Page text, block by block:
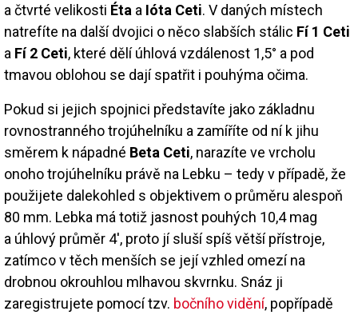
a čtvrté velikosti Éta a Ióta Ceti. V daných místech
natrefíte na další dvojici o něco slabších stálic Fí 1 Ceti
a Fí 2 Ceti, které dělí úhlová vzdálenost 1,5° a pod
tmavou oblohou se dají spatřit i pouhýma očima.
Pokud si jejich spojnici představíte jako základnu
rovnostranného trojúhelníku a zamíříte od ní k jihu
směrem k nápadné Beta Ceti, narazíte ve vrcholu
onoho trojúhelníku právě na Lebku – tedy v případě, že
použijete dalekohled s objektivem o průměru alespoň
80 mm. Lebka má totiž jasnost pouhých 10,4 mag
a úhlový průměr 4′, proto jí sluší spíš větší přístroje,
zatímco v těch menších se její vzhled omezí na
drobnou okrouhlou mlhavou skvrnku. Snáz ji
zaregistrujete pomocí tzv. bočního vidění, popřípadě